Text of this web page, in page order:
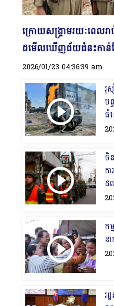
ក្រោយសង្រ្គាមរយៈពេល
ដមើលឃើញជ័យជំនះកា
2026/01/23 04:36:39 am
រុ
ប
ធំ
ចិ
ក
ដ
ក
ន
រ